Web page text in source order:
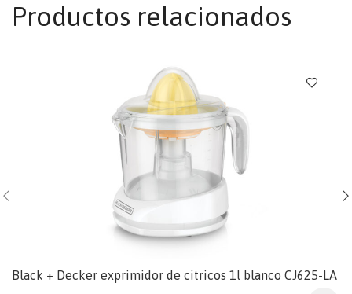
Productos relacionados
Black + Decker exprimidor de citricos 1l blanco CJ625-LA